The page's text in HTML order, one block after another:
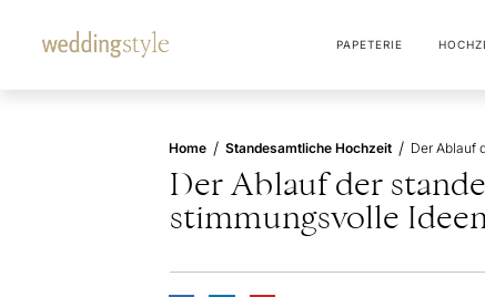
PAPETERIE
Home / Standesamtliche Hochzeit /
Der Ablauf der
stimmungsvolle